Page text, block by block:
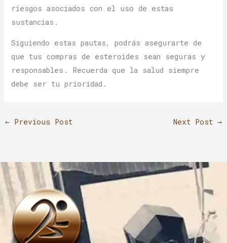
riesgos asociados con el uso de estas
sustancias.
Siguiendo estas pautas, podrás asegurarte de
que tus compras de esteroides sean seguras y
responsables. Recuerda que la salud siempre
debe ser tu prioridad.
←Previous Post Next Post→